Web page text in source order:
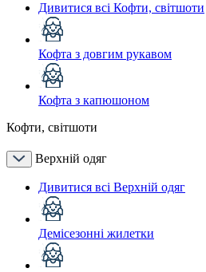
Дивитися всі Кофти, світшоти
Кофта з довгим рукавом
Кофта з капюшоном
Кофти, світшоти
Верхній одяг
Дивитися всі Верхній одяг
Демісезонні жилетки